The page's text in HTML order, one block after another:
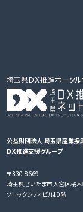
埼玉県ＤＸ推進ポータル
公益財団法人 埼玉県産業振
ＤＸ推進支援グループ
〒330-8669
埼玉県さいたま市大宮区桜
ソニックシティビル10階